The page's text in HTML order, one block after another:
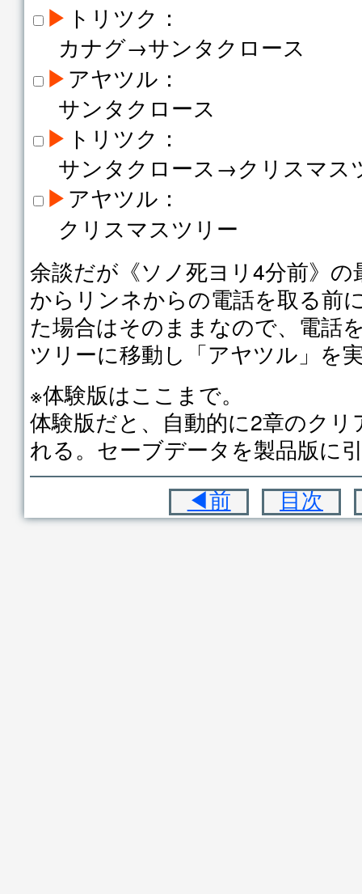
▶ トリツク：
カナグ→サンタクロース
▶アヤツル：
サンタクロース
▶ トリツク：
サンタクロース→クリスマス
▶アヤツル：
クリスマスツリー
余談だが《ソノ死ヨリ4分前》
からリンネからの電話を取る前
た場合はそのままなので、電話
ツリーに移動し「アヤツル」を
※体験版はここまで。
体験版だと、自動的に2章のク
れる。セーブデータを製品版に
◀前
目次